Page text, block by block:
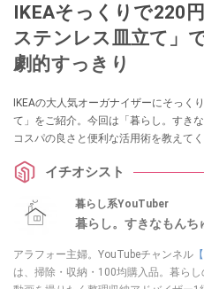
IKEAそっくりで220
ステンレス皿立て」
劇的すっきり
IKEAの大人気オーガナイザーにそっく
て」をご紹介。今回は「暮らし。すき
コスパの良さと便利な活用術を教えてく
イチオシスト
暮らし系YouTuber
暮らし。すきなもんち
アラフォー主婦。YouTubeチャンネル
は、掃除・収納・100均購入品。暮ら